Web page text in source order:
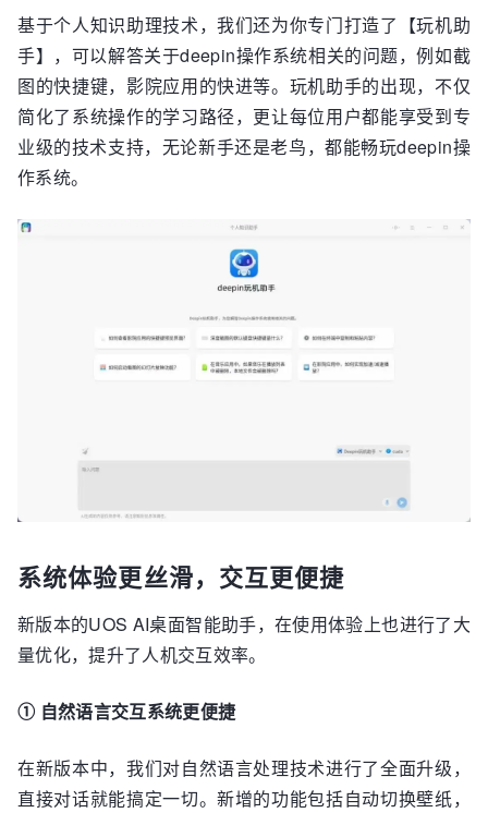
基于个人知识助理技术，我们还为你专门打造了【玩机助
手】，可以解答关于deepin操作系统相关的问题，例如截
图的快捷键，影院应用的快进等。玩机助手的出现，不仅
简化了系统操作的学习路径，更让每位用户都能享受到专
业级的技术支持，无论新手还是老鸟，都能畅玩deepin操
作系统。
系统体验更丝滑，交互更便捷
新版本的UOS AI桌面智能助手，在使用体验上也进行了大
量优化，提升了人机交互效率。
① 自然语言交互系统更便捷
在新版本中，我们对自然语言处理技术进行了全面升级，
直接对话就能搞定一切。新增的功能包括自动切换壁纸，